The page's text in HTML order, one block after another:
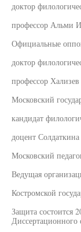
доктор
профессор Альми
Официальные
доктор
профессор
Московский
кандидат
доцент
Московский
Ведущая
Костромской
Защита состоится
Диссертационного